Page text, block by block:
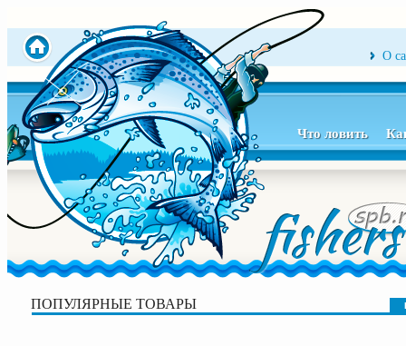
О
Что ловить
ПОПУЛЯРНЫЕ ТОВАРЫ